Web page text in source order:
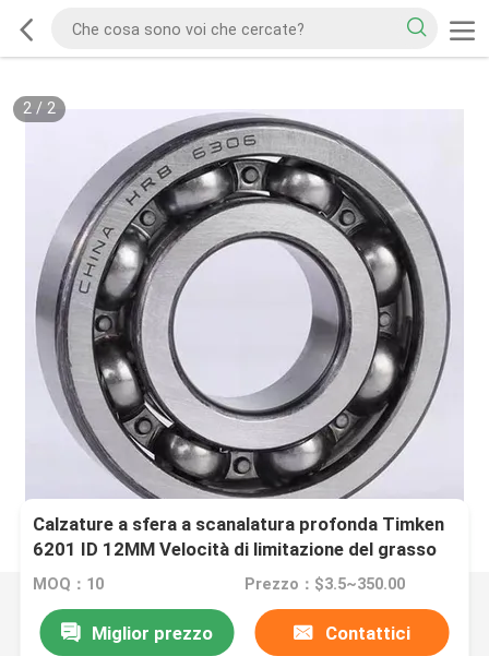
2/ 2
Calzature a sfera a scanalatura profonda Timken
6201 ID 12MM Velocità di limitazione del grasso
19000 R / min
MOQ：10 Prezzo：$3.5~350.00
Miglior prezzo Contattici